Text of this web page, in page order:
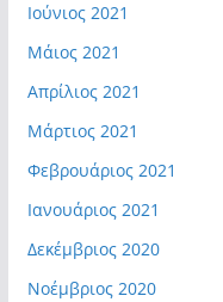
Ιούνιος 2021
Μάιος 2021
Απρίλιος 2021
Μάρτιος 2021
Φεβρουάριος 2021
Ιανουάριος 2021
Δεκέμβριος 2020
Νοέμβριος 2020